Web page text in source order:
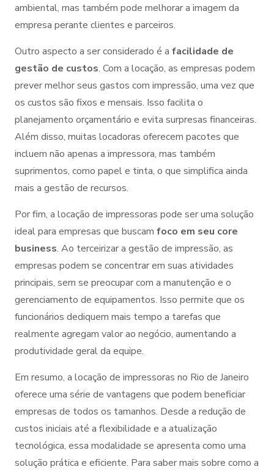
ambiental, mas também pode melhorar a imagem da
empresa perante clientes e parceiros.
Outro aspecto a ser considerado é a facilidade de
gestão de custos. Com a locação, as empresas podem
prever melhor seus gastos com impressão, uma vez que
os custos são fixos e mensais. Isso facilita o
planejamento orçamentário e evita surpresas financeiras.
Além disso, muitas locadoras oferecem pacotes que
incluem não apenas a impressora, mas também
suprimentos, como papel e tinta, o que simplifica ainda
mais a gestão de recursos.
Por fim, a locação de impressoras pode ser uma solução
ideal para empresas que buscam foco em seu core
business. Ao terceirizar a gestão de impressão, as
empresas podem se concentrar em suas atividades
principais, sem se preocupar com a manutenção e o
gerenciamento de equipamentos. Isso permite que os
funcionários dediquem mais tempo a tarefas que
realmente agregam valor ao negócio, aumentando a
produtividade geral da equipe.
Em resumo, a locação de impressoras no Rio de Janeiro
oferece uma série de vantagens que podem beneficiar
empresas de todos os tamanhos. Desde a redução de
custos iniciais até a flexibilidade e a atualização
tecnológica, essa modalidade se apresenta como uma
solução prática e eficiente. Para saber mais sobre como a